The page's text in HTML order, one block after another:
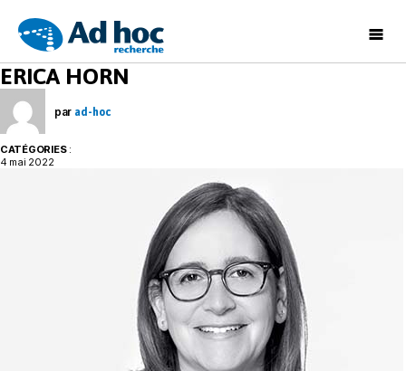
Ad
Hoc
Recherche
ERICA HORN
par ad-hoc
CATÉGORIES:
4 mai 2022